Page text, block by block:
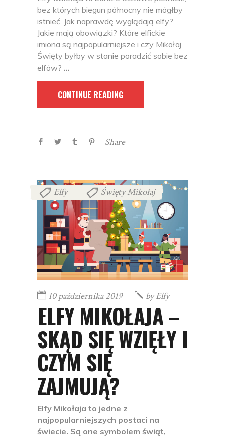
bez których biegun północny nie mógłby
istnieć. Jak naprawdę wyglądają elfy?
Jakie mają obowiązki? Które elfickie
imiona są najpopularniejsze i czy Mikołaj
Święty byłby w stanie poradzić sobie bez
elfów?
CONTINUE READING
Share
Elfy Święty Mikołaj
10 października 2019 byElfy
ELFY MIKOŁAJA –
SKĄD SIĘ WZIĘŁY I
CZYM SIĘ
ZAJMUJĄ?
Elfy Mikołaja to jedne z
najpopularniejszych postaci na
świecie. Są one symbolem świąt,